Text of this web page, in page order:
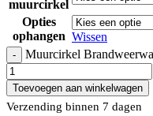
muurcirkel
Opties
ophangen Wissen
Muurcirkel
Toevoegen aan winkelwagen
Verzending binnen 7 dagen